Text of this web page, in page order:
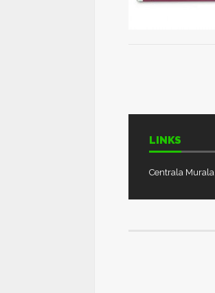
LINKS
Centrala Murala